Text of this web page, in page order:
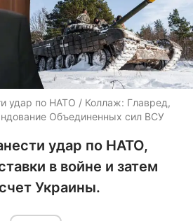
удар по НАТО / Коллаж: Главред,
Объединенных сил ВСУ
удар по НАТО,
в войне и затем
Украины.